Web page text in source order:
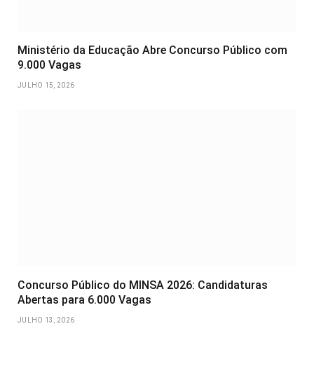
Ministério da Educação Abre Concurso Público com
9.000 Vagas
JULHO 15, 2026
Concurso Público do MINSA 2026: Candidaturas
Abertas para 6.000 Vagas
JULHO 13, 2026